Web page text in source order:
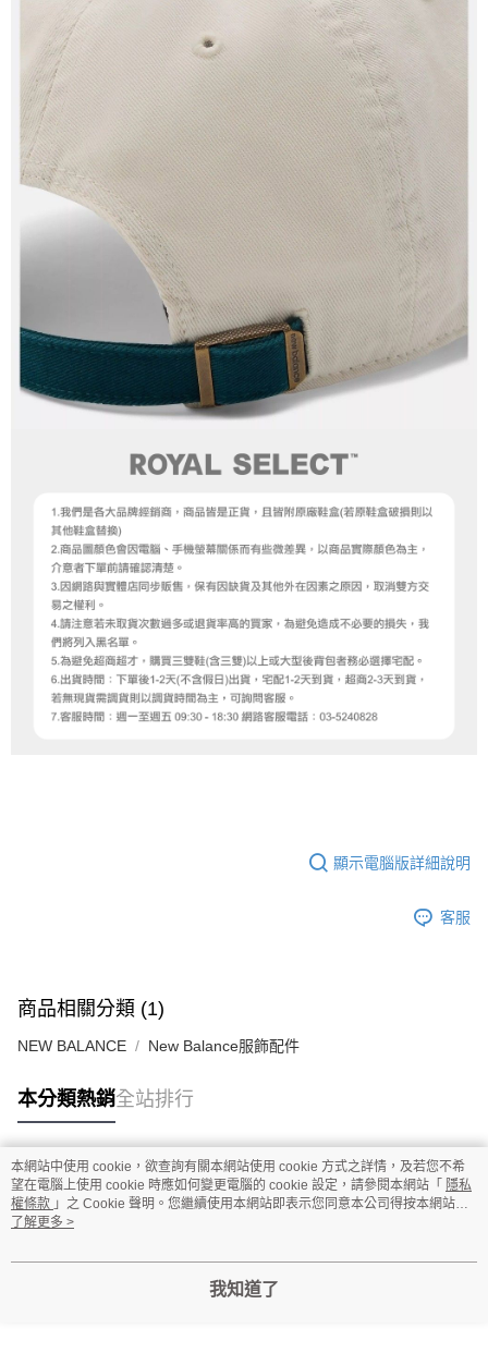
顯示電腦版詳細說明
客服
商品相關分類 (1)
NEW BALANCE New Balance服飾配件
本分類熱銷全站排行
熱門標籤
本網站中使用 cookie，欲查詢有關本網站使用 cookie 方式之詳情，及若您不希
望在電腦上使用 cookie 時應如何變更電腦的 cookie 設定，請參閱本網站「 隱私
權條款 」之 Cookie 聲明。您繼續使用本網站即表示您同意本公司得按本網站使
用條款之 Cookie 聲明使用 cookie。
了解更多 >
我知道了